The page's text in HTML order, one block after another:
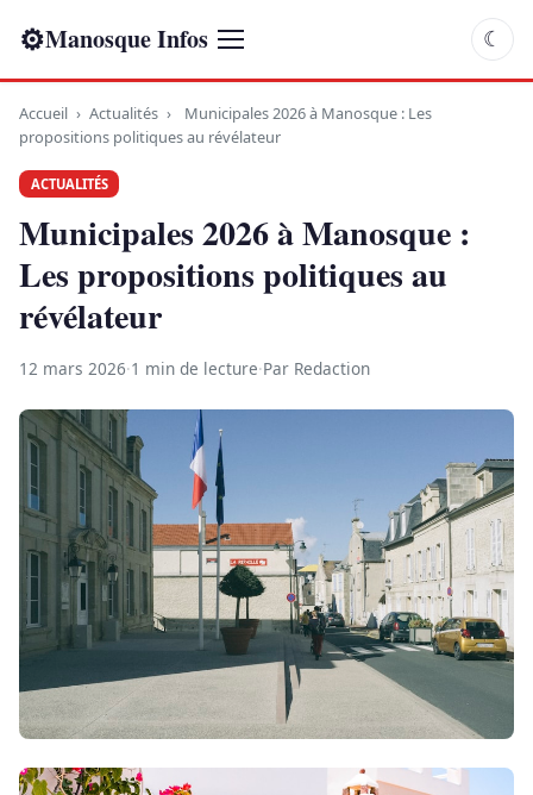
⚙Manosque Infos ☾
Accueil › Actualités ›
Municipales 2026 à Manosque : Les
propositions politiques au révélateur
ACTUALITÉS
Municipales 2026 à Manosque :
Les propositions politiques au
révélateur
12 mars 2026·1 min de lecture·Par Redaction